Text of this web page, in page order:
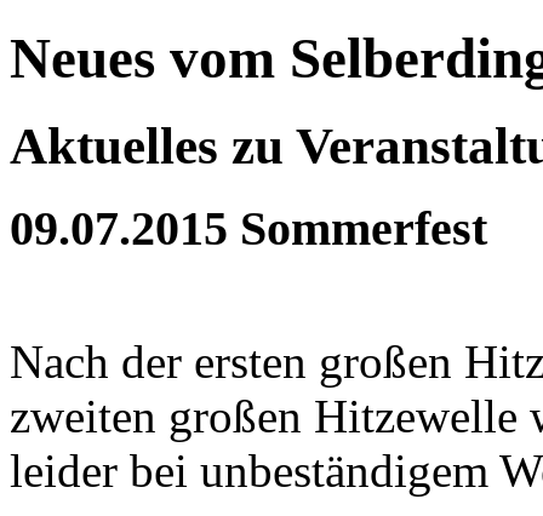
Neues vom
Aktuelles zu
09.07.2015 Sommerfest
Nach der ersten großen
zweiten großen Hitzewelle
leider bei unbeständigem